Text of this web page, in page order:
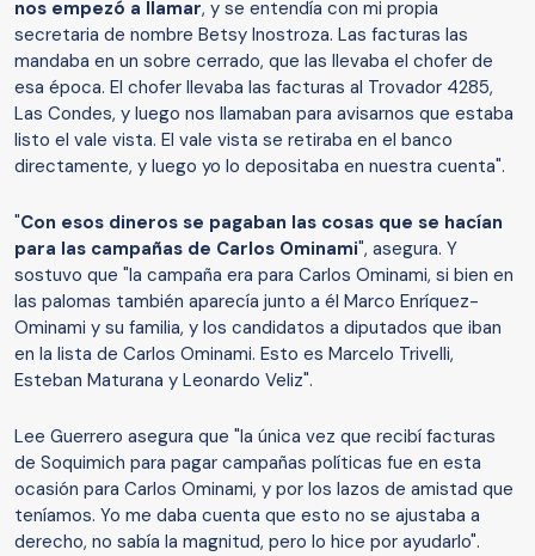
nos empezó a llamar, y se entendía con mi propia
secretaria de nombre Betsy Inostroza. Las facturas las
mandaba en un sobre cerrado, que las llevaba el chofer de
esa época. El chofer llevaba las facturas al Trovador 4285,
Las Condes, y luego nos llamaban para avisarnos que estaba
listo el vale vista. El vale vista se retiraba en el banco
directamente, y luego yo lo depositaba en nuestra cuenta".
"Con esos dineros se pagaban las cosas que se hacían
para las campañas de Carlos Ominami", asegura. Y
sostuvo que "la campaña era para Carlos Ominami, si bien en
las palomas también aparecía junto a él Marco Enríquez-
Ominami y su familia, y los candidatos a diputados que iban
en la lista de Carlos Ominami. Esto es Marcelo Trivelli,
Esteban Maturana y Leonardo Veliz".
Lee Guerrero asegura que "la única vez que recibí facturas
de Soquimich para pagar campañas políticas fue en esta
ocasión para Carlos Ominami, y por los lazos de amistad que
teníamos. Yo me daba cuenta que esto no se ajustaba a
derecho, no sabía la magnitud, pero lo hice por ayudarlo".